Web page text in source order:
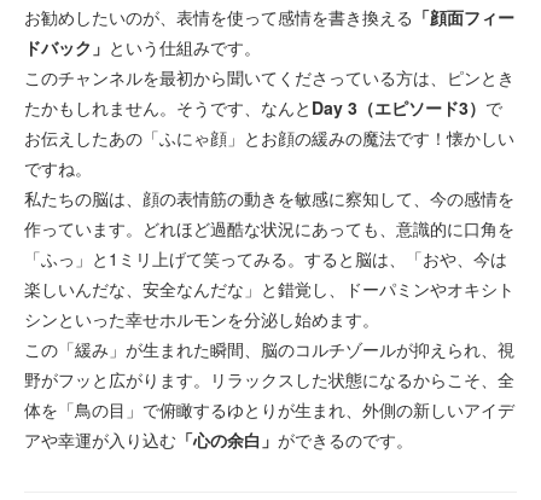
お勧めしたいのが、表情を使って感情を書き換える 「顔面フィー
ドバック」 という仕組みです。
このチャンネルを最初から聞いてくださっている方は、ピンとき
たかもしれません。そうです、なんと Day 3（エピソード3） で
お伝えしたあの「ふにゃ顔」とお顔の緩みの魔法です！懐かしい
ですね。
私たちの脳は、顔の表情筋の動きを敏感に察知して、今の感情を
作っています。どれほど過酷な状況にあっても、意識的に口角を
「ふっ」と1ミリ上げて笑ってみる。すると脳は、「おや、今は
楽しいんだな、安全なんだな」と錯覚し、ドーパミンやオキシト
シンといった幸せホルモンを分泌し始めます。
この「緩み」が生まれた瞬間、脳のコルチゾールが抑えられ、視
野がフッと広がります。リラックスした状態になるからこそ、全
体を「鳥の目」で俯瞰するゆとりが生まれ、外側の新しいアイデ
アや幸運が入り込む 「心の余白」 ができるのです。